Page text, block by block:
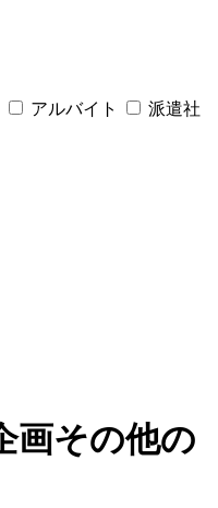
アルバイト
派遣社
画その他の